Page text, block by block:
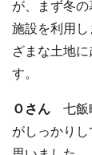
が、まず冬
施設を利用
ざまな土地
す。
Ｏさん 七飯
がしっかり